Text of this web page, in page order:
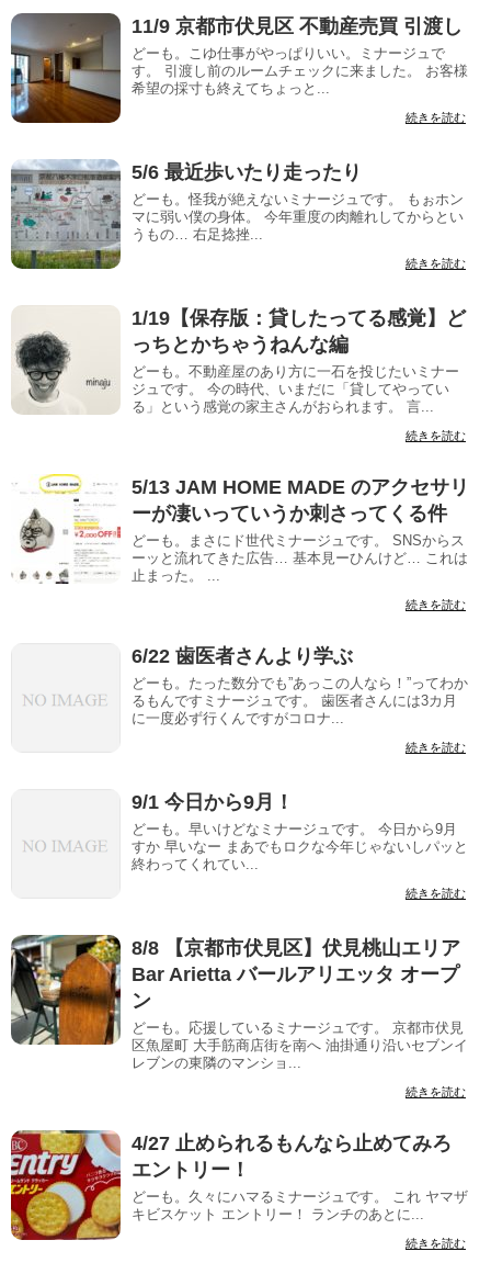
11/9 京都市伏見区 不動産売買 引渡し
どーも。こゆ仕事がやっぱりいい。ミナージュで
す。 引渡し前のルームチェックに来ました。 お客様
希望の採寸も終えてちょっと...
続きを読む
5/6 最近歩いたり走ったり
どーも。怪我が絶えないミナージュです。 もぉホン
マに弱い僕の身体。 今年重度の肉離れしてからとい
うもの… 右足捻挫...
続きを読む
1/19【保存版：貸したってる感覚】ど
っちとかちゃうねんな編
どーも。不動産屋のあり方に一石を投じたいミナー
ジュです。 今の時代、いまだに「貸してやってい
る」という感覚の家主さんがおられます。 言...
続きを読む
5/13 JAM HOME MADE のアクセサリ
ーが凄いっていうか刺さってくる件
どーも。まさにド世代ミナージュです。 SNSからス
ーッと流れてきた広告… 基本見ーひんけど… これは
止まった。 ...
続きを読む
6/22 歯医者さんより学ぶ
どーも。たった数分でも”あっこの人なら！”ってわか
るもんですミナージュです。 歯医者さんには3カ月
に一度必ず行くんですがコロナ...
続きを読む
9/1 今日から9月！
どーも。早いけどなミナージュです。 今日から9月
すか 早いなー まあでもロクな今年じゃないしパッと
終わってくれてい...
続きを読む
8/8 【京都市伏見区】伏見桃山エリア
Bar Arietta バールアリエッタ オープ
ン
どーも。応援しているミナージュです。 京都市伏見
区魚屋町 大手筋商店街を南へ 油掛通り沿いセブンイ
レブンの東隣のマンショ...
続きを読む
4/27 止められるもんなら止めてみろ
エントリー！
どーも。久々にハマるミナージュです。 これ ヤマザ
キビスケット エントリー！ ランチのあとに...
続きを読む